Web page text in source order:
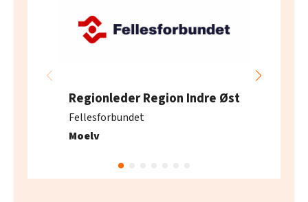
Regionleder Region Indre Øst
Fellesforbundet
Moelv